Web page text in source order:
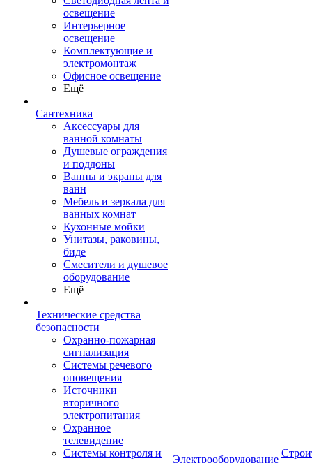
освещение
Интерьерное
освещение
Комплектующие и
электромонтаж
Офисное освещение
Ещё
Сантехника
Аксессуары для
ванной комнаты
Душевые ограждения
и поддоны
Ванны и экраны для
ванн
Мебель и зеркала для
ванных комнат
Кухонные мойки
Унитазы, раковины,
биде
Смесители и душевое
оборудование
Ещё
Технические средства
безопасности
Охранно-пожарная
сигнализация
Системы речевого
оповещения
Источники
вторичного
электропитания
Охранное
телевидение
Системы контроля и
Электрооборудование